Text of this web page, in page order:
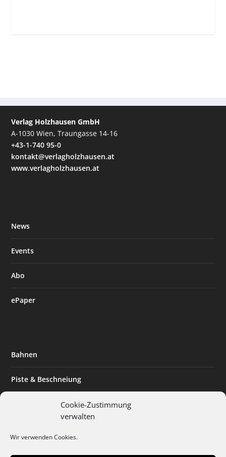
Cookie-Zustimmung
verwalten
Wir verwenden Cookies.
Verlag Holzhausen GmbH
A-1030 Wien, Traungasse 14-16
+43-1-740 95-0
kontakt@verlagholzhausen.at
www.verlagholzhausen.at
News
Events
Abo
ePaper
Bahnen
Piste & Beschneiung
Expertise & Technik